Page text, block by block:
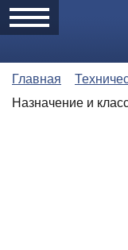
Главная
Назначение и